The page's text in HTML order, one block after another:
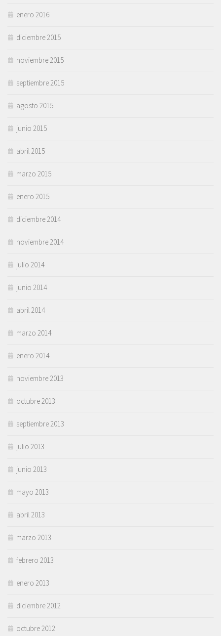
enero 2016
diciembre 2015
noviembre 2015
septiembre 2015
agosto 2015
junio 2015
abril 2015
marzo 2015
enero 2015
diciembre 2014
noviembre 2014
julio 2014
junio 2014
abril 2014
marzo 2014
enero 2014
noviembre 2013
octubre 2013
septiembre 2013
julio 2013
junio 2013
mayo 2013
abril 2013
marzo 2013
febrero 2013
enero 2013
diciembre 2012
octubre 2012